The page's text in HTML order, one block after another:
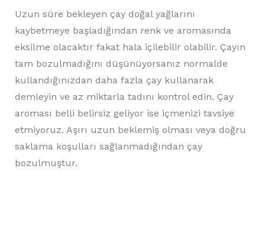
Uzun süre bekleyen çay doğal yağlarını
kaybetmeye başladığından renk ve aromasında
eksilme olacaktır fakat hala içilebilir olabilir. Çayın
tam bozulmadığını düşünüyorsanız normalde
kullandığınızdan daha fazla çay kullanarak
demleyin ve az miktarla tadını kontrol edin. Çay
aroması belli belirsiz geliyor ise içmenizi tavsiye
etmiyoruz. Aşırı uzun beklemiş olması veya doğru
saklama koşulları sağlanmadığından çay
bozulmuştur.